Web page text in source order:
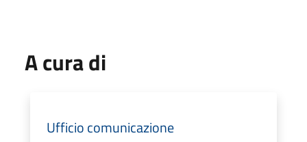
A cura di
Ufficio comunicazione